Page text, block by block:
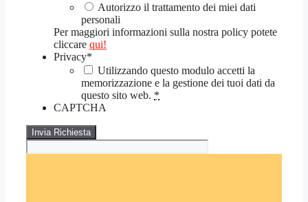
Autorizzo il trattamento dei miei dati
personali
Per maggiori informazioni sulla nostra policy potete
cliccare qui!
Privacy*
Utilizzando questo modulo accetti la
memorizzazione e la gestione dei tuoi dati da
questo sito web. *
CAPTCHA